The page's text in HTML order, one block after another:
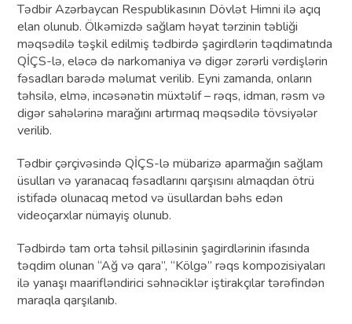
Tədbir Azərbaycan Respublikasının Dövlət Himni ilə açıq
elan olunub. Ölkəmizdə sağlam həyat tərzinin təbliği
məqsədilə təşkil edilmiş tədbirdə şagirdlərin təqdimatında
QİÇS-lə, eləcə də narkomaniya və digər zərərli vərdişlərin
fəsadları barədə məlumat verilib. Eyni zamanda, onların
təhsilə, elmə, incəsənətin müxtəlif – rəqs, idman, rəsm və
digər sahələrinə marağını artırmaq məqsədilə tövsiyələr
verilib.
Tədbir çərçivəsində QİÇS-lə mübarizə aparmağın sağlam
üsulları və yaranacaq fəsadlarını qarşısını almaqdan ötrü
istifadə olunacaq metod və üsullardan bəhs edən
videoçarxlar nümayiş olunub.
Tədbirdə tam orta təhsil pilləsinin şagirdlərinin ifasında
təqdim olunan “Ağ və qara”, “Kölgə” rəqs kompozisiyaları
ilə yanaşı maarifləndirici səhnəciklər iştirakçılar tərəfindən
maraqla qarşılanıb.